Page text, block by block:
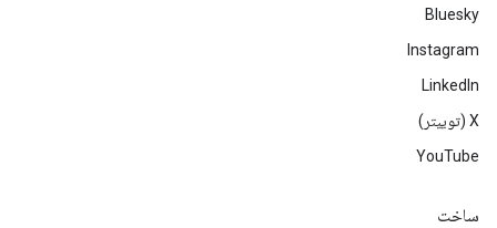
Bluesky
Instagram
LinkedIn
‫X (توییتر)
YouTube
ساخت